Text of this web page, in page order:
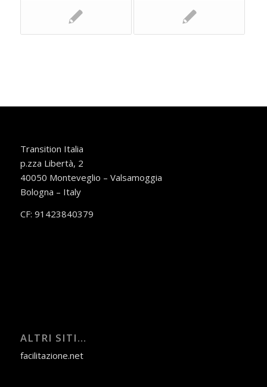
Transition Italia
p.zza Libertà, 2
40050 Monteveglio – Valsamoggia
Bologna – Italy
CF: 91423840379
ALTRI SITI…
facilitazione.net